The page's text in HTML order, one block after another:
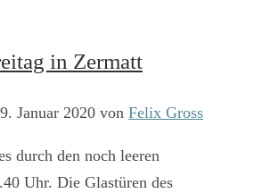
in Zermatt
Januar 2020 von Felix Gross
durch den noch leeren
Uhr. Die Glastüren des